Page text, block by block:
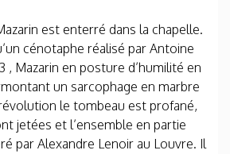
est enterré dans la chapelle.
cénotaphe réalisé par Antoine
, Mazarin en posture d’humilité en
un sarcophage en marbre
le tombeau est profané,
jetées et l’ensemble en partie
par Alexandre Lenoir au Louvre. Il